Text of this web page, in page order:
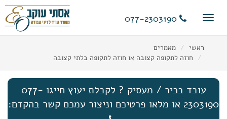
Toggle
ראשי
מאמרים
חוזה לתקופה קצובה או חוזה לתקופה בלתי קצובה
עובד בכיר / מעסיק ? לקבלת יעוץ חייגו 077-
2303190 או מלאו פרטיכם וניצור עמכם קשר בהקדם: